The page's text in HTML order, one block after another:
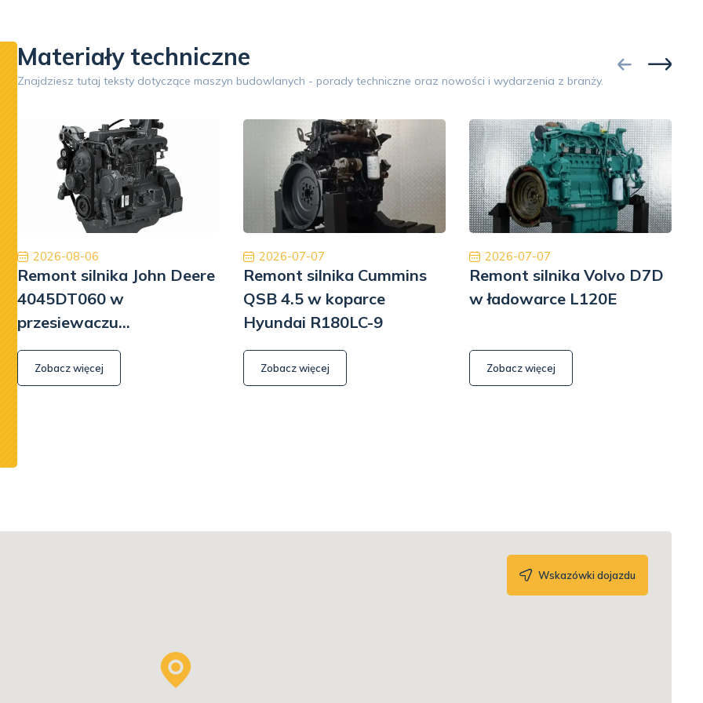
Google
Znakomita obsługa. Przyjazny i pomocny personel.
Płatność, cło i transport zostały zrealizowane
szybko i profesjonalnie.
William L Park
Google
Jestem bardzo zadowolony z naszej współpracy.
Dobry zespół, dobra obsługa, dobra cena, dobre
części. Dziękuję!
Tiberiu Demeter
Współpraca
Polecam z
będę musiał to
Pomp
Materiały techniczne
Znajdziesz tutaj teksty dotyczące maszyn budowlanych - porady techniczne oraz nowości i wydarzenia z branży.
2026-08-06
Remont silnika John Deere
4045DT060 w
przesiewaczu
Powerscreen Warrior 800
Zobacz więcej
2026-07-07
Remont silnika Cummins
QSB 4.5 w koparce
Hyundai R180LC-9
Zobacz więcej
2026-07-07
Remont silnika Volvo D7D
w ładowarce L120E
Zobacz więcej
Wskazówki dojazdu